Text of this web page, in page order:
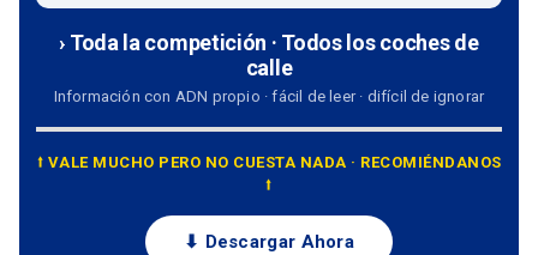
› Toda la competición · Todos los coches de
calle
Información con ADN propio · fácil de leer · difícil de ignorar
⭡ VALE MUCHO PERO NO CUESTA NADA · RECOMIÉNDANOS
⭡
⬇ Descargar Ahora